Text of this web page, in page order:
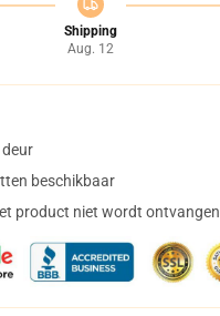
Shipping
Aug. 12
beschikbaar
product niet wordt ontvangen